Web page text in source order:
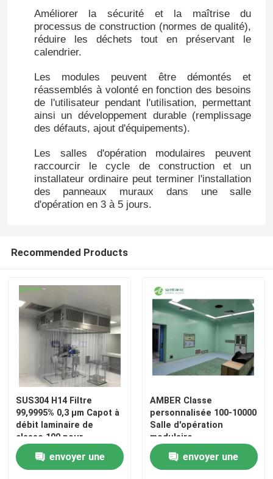
Maison
Produits
Contrôle de qualité
Contactez-nous
Nouvelles
Cas
Théâtre modulaire d'opération
Améliorer la sécurité et la maîtrise du
processus de construction (normes de qualité),
réduire les déchets tout en préservant le
calendrier.
Les modules peuvent être démontés et
réassemblés à volonté en fonction des besoins
de l'utilisateur pendant l'utilisation, permettant
ainsi un développement durable (remplissage
des défauts, ajout d'équipements).
Les salles d'opération modulaires peuvent
raccourcir le cycle de construction et un
installateur ordinaire peut terminer l'installation
des panneaux muraux dans une salle
d'opération en 3 à 5 jours.
Recommended Products
SUS304 H14 Filtre
99,9995% 0,3 μm Capot à
débit laminaire de
classe 100 pour
laboratoire
envoyer une
AMBER Classe
personnalisée 100-10000
Salle d'opération
modulaire
envoyer une